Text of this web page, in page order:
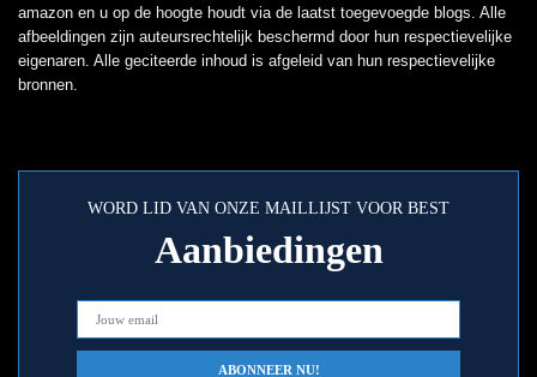
amazon en u op de hoogte houdt via de laatst toegevoegde blogs. Alle
afbeeldingen zijn auteursrechtelijk beschermd door hun respectievelijke
eigenaren. Alle geciteerde inhoud is afgeleid van hun respectievelijke
bronnen.
WORD LID VAN ONZE MAILLIJST VOOR BEST
Aanbiedingen